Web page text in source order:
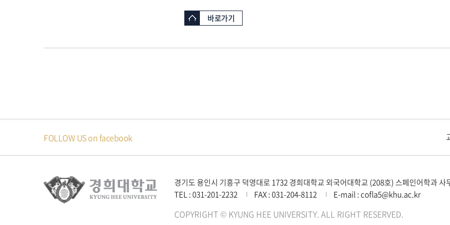
바로가기
FOLLOW US on facebook
경기도 용인시 기흥구 덕영대로 1732 경희대학교 외국어대학교 (208호) 스페인어학과 사
TEL : 031-201-2232
FAX : 031-204-8112 E-mail : cofla5@khu.ac.kr
COPYRIGHT © KYUNG HEE UNIVERSITY. ALL RIGHT RESERVED.